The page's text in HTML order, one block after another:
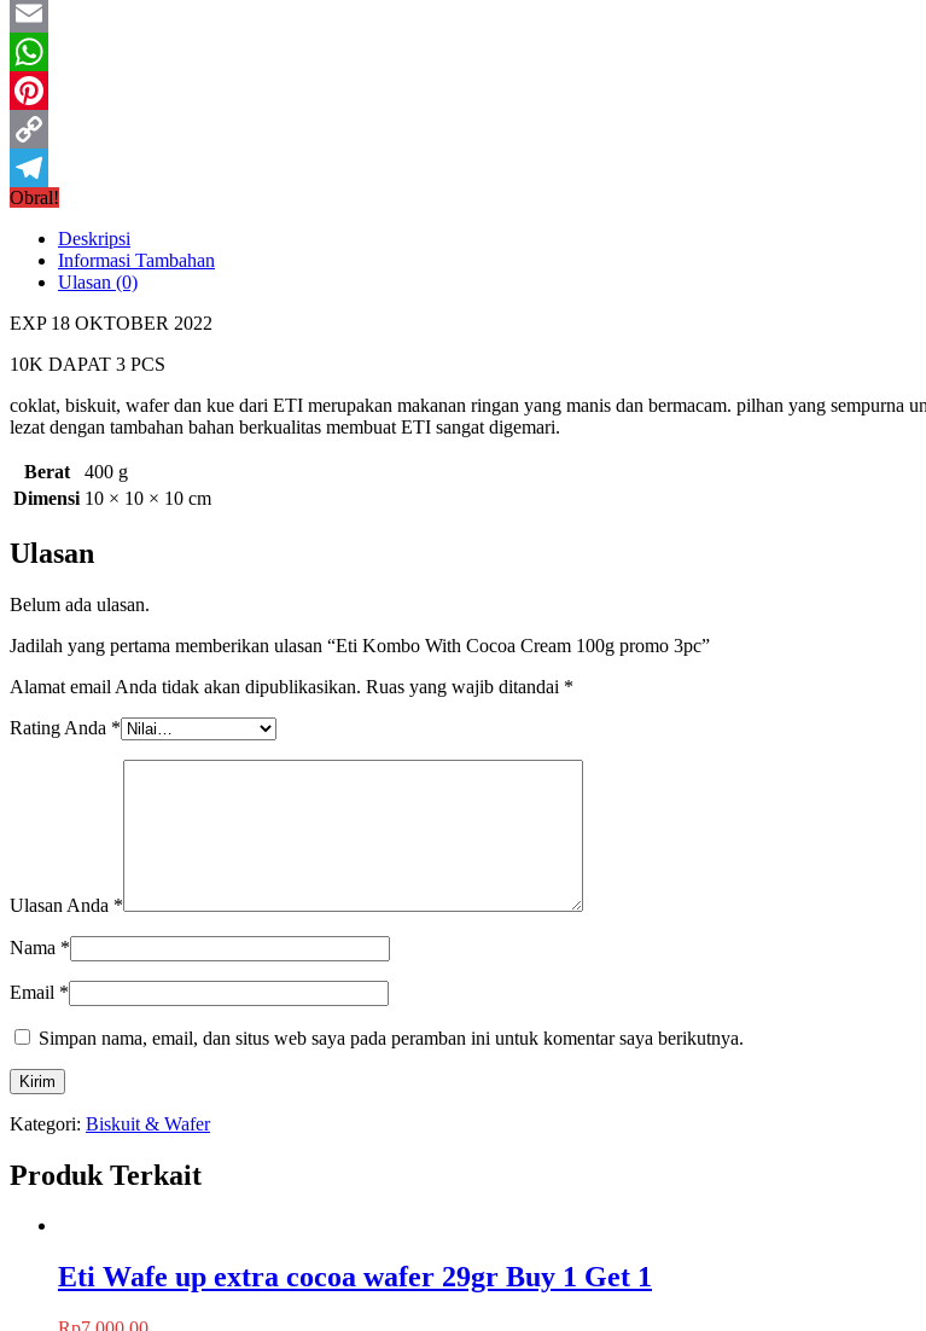
Twitter
Email
WhatsApp
Pinterest
Copy
Link
Telegram
Obral!
Deskripsi
Informasi Tambahan
Ulasan (0)
EXP 18 OKTOBER 2022
10K DAPAT 3 PCS
coklat, biskuit, wafer dan kue dari ETI merupakan makanan ringan yang manis dan bermacam. pilhan yang sempurna
lezat dengan tambahan bahan berkualitas membuat ETI sangat digemari.
Berat
400 g
Dimensi 10 × 10 × 10 cm
Ulasan
Belum ada ulasan.
Jadilah yang pertama memberikan ulasan “Eti Kombo With Cocoa Cream 100g promo 3pc”
Alamat email Anda tidak akan dipublikasikan. Ruas yang wajib ditandai *
Rating Anda *
Ulasan Anda *
Nama *
Email *
Simpan nama, email, dan situs web saya pada peramban ini untuk komentar saya berikutnya.
Kategori: Biskuit & Wafer
Produk Terkait
Eti Wafe up extra cocoa wafer 29gr Buy 1 Get 1